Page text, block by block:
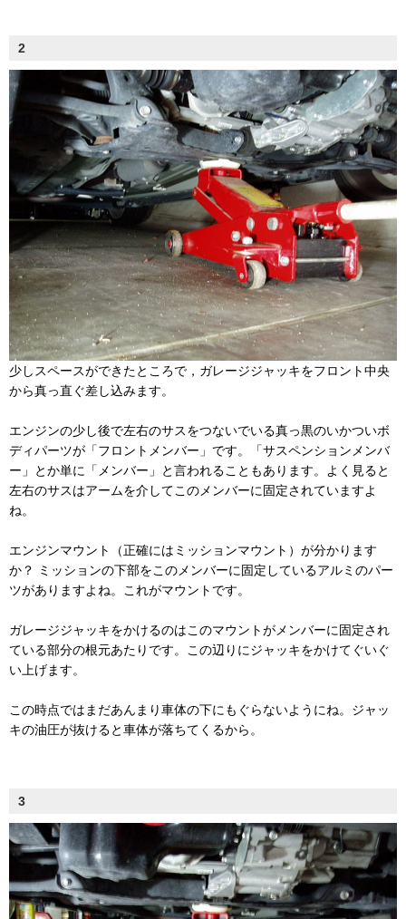
2
少しスペースができたところで，ガレージジャッキをフロント中央
から真っ直ぐ差し込みます。
エンジンの少し後で左右のサスをつないでいる真っ黒のいかついボ
ディパーツが「フロントメンバー」です。「サスペンションメンバ
ー」とか単に「メンバー」と言われることもあります。よく見ると
左右のサスはアームを介してこのメンバーに固定されていますよ
ね。
エンジンマウント（正確にはミッションマウント）が分かります
か？ ミッションの下部をこのメンバーに固定しているアルミのパー
ツがありますよね。これがマウントです。
ガレージジャッキをかけるのはこのマウントがメンバーに固定され
ている部分の根元あたりです。この辺りにジャッキをかけてぐいぐ
い上げます。
この時点ではまだあんまり車体の下にもぐらないようにね。ジャッ
キの油圧が抜けると車体が落ちてくるから。
3